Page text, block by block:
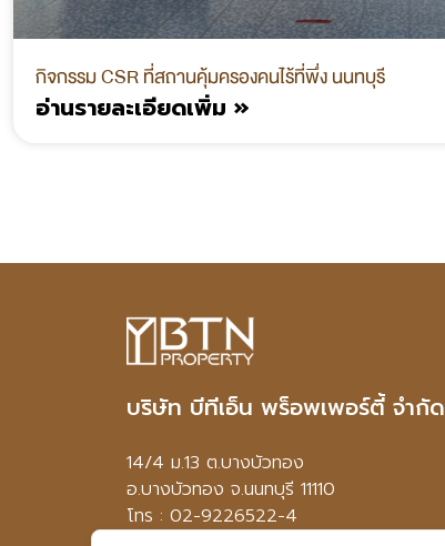
กิจกรรม CSR ที่สถานคุ้มครองคนไร้ที่พึ่ง นนทบุรี
อ่านรายละเอียดเพิ่ม »
บริษัท บีทีเอ็น พร็อพเพอร์ตี้ จำกัด
14/4 ม.13 ต.บางบัวทอง
อ.บางบัวทอง จ.นนทบุรี 11110
โทร : 02-9226522-4